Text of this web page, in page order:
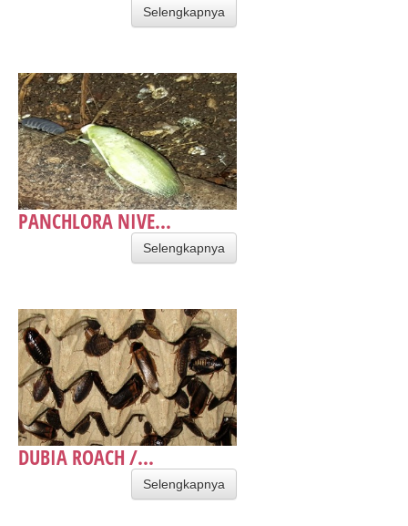
Selengkapnya
PANCHLORA NIVE...
Selengkapnya
DUBIA ROACH /...
Selengkapnya